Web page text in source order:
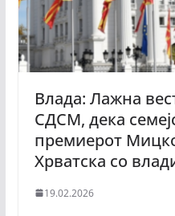
Влада: Лажна
СДСМ, дека
премиерот
Хрватска со
19.02.2026